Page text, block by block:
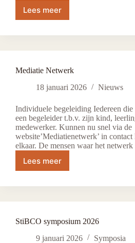
Lees meer
Biography
Mediatie Netwerk
18 januari 2026
Nieuws
Individuele begeleiding Iedereen die
een begeleider t.b.v. zijn kind,
medewerker. Kunnen nu snel via de
website’Mediatienetwerk’ in
elkaar. De mensen waar het
Lees meer
Mediatie
StiBCO symposium 2026
9 januari 2026
Symposia